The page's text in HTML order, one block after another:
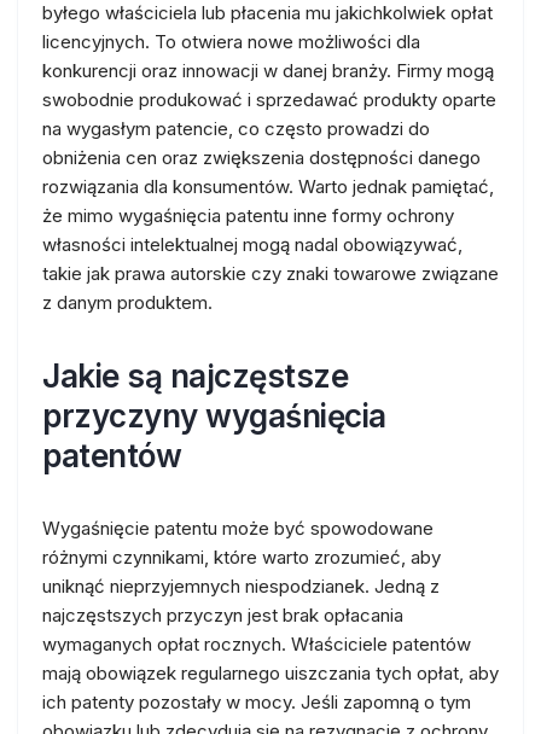
byłego właściciela lub płacenia mu jakichkolwiek opłat
licencyjnych. To otwiera nowe możliwości dla
konkurencji oraz innowacji w danej branży. Firmy mogą
swobodnie produkować i sprzedawać produkty oparte
na wygasłym patencie, co często prowadzi do
obniżenia cen oraz zwiększenia dostępności danego
rozwiązania dla konsumentów. Warto jednak pamiętać,
że mimo wygaśnięcia patentu inne formy ochrony
własności intelektualnej mogą nadal obowiązywać,
takie jak prawa autorskie czy znaki towarowe związane
z danym produktem.
Jakie są najczęstsze
przyczyny wygaśnięcia
patentów
Wygaśnięcie patentu może być spowodowane
różnymi czynnikami, które warto zrozumieć, aby
uniknąć nieprzyjemnych niespodzianek. Jedną z
najczęstszych przyczyn jest brak opłacania
wymaganych opłat rocznych. Właściciele patentów
mają obowiązek regularnego uiszczania tych opłat, aby
ich patenty pozostały w mocy. Jeśli zapomną o tym